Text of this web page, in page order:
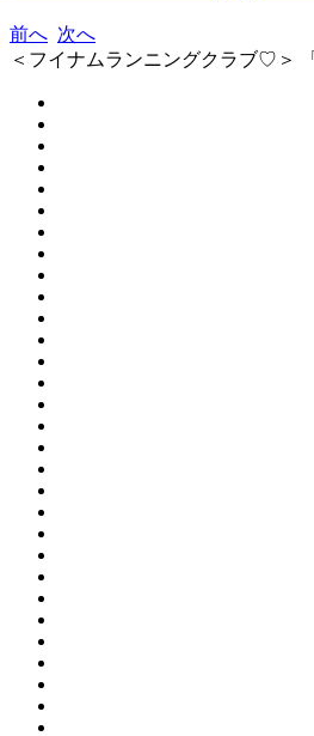
前へ 次へ
＜フイナムランニングクラブ♡＞